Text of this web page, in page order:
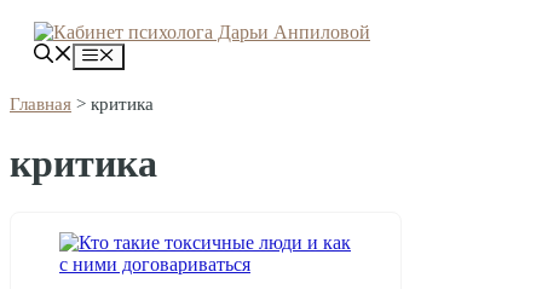
Перейти
содержимомуМеню
Главная > критика
критика